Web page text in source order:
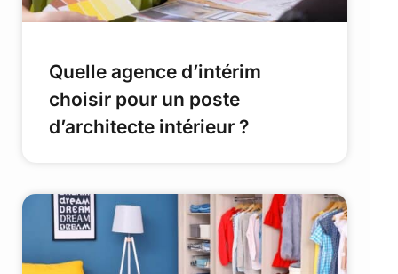
Quelle agence d’intérim
choisir pour un poste
d’architecte intérieur ?